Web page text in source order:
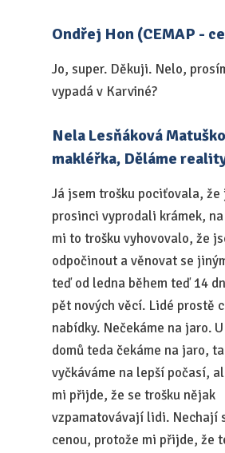
Ondřej Hon (CEMAP -
Jo, super. Děkuji. Nelo,
vypadá v Karviné?
Nela Lesňáková
makléřka, Děláme
Já jsem trošku pociťovala, že
prosinci vyprodali krámek,
mi to trošku vyhovovalo, že
odpočinout a věnovat se
teď od ledna během teď 14
pět nových věcí. Lidé prostě
nabídky. Nečekáme na jaro.
domů teda čekáme na jaro,
vyčkáváme na lepší počasí,
mi přijde, že se trošku nějak
vzpamatovávají lidi. Nechají
cenou, protože mi přijde, že